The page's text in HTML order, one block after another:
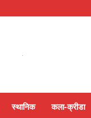
स्थानिक कला-क्रीडा